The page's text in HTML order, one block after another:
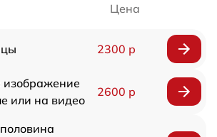
Цена
2300 р
изображение
или на видео
2600 р